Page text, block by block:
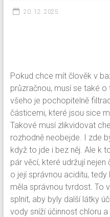
20. 12. 2025
Pokud chce mít člověk v
průzračnou, musí se také
všeho je pochopitelně
částicemi, které jsou sice
Takové musí zlikvidovat
rozhodně neobejde. I zde
když to jde i bez něj. Ale k
pár věcí, které udržují
o její správnou aciditu,
měla správnou tvrdost. To
splnit, aby byly další látky
vody sníží účinnost chloru